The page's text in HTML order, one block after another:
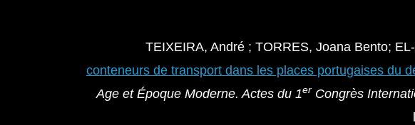
TEIXEIRA, André ; TORRES, Joana Bento;
conteneurs de transport dans les places portugaises du
Age et Époque Moderne. Actes du 1er Congrès